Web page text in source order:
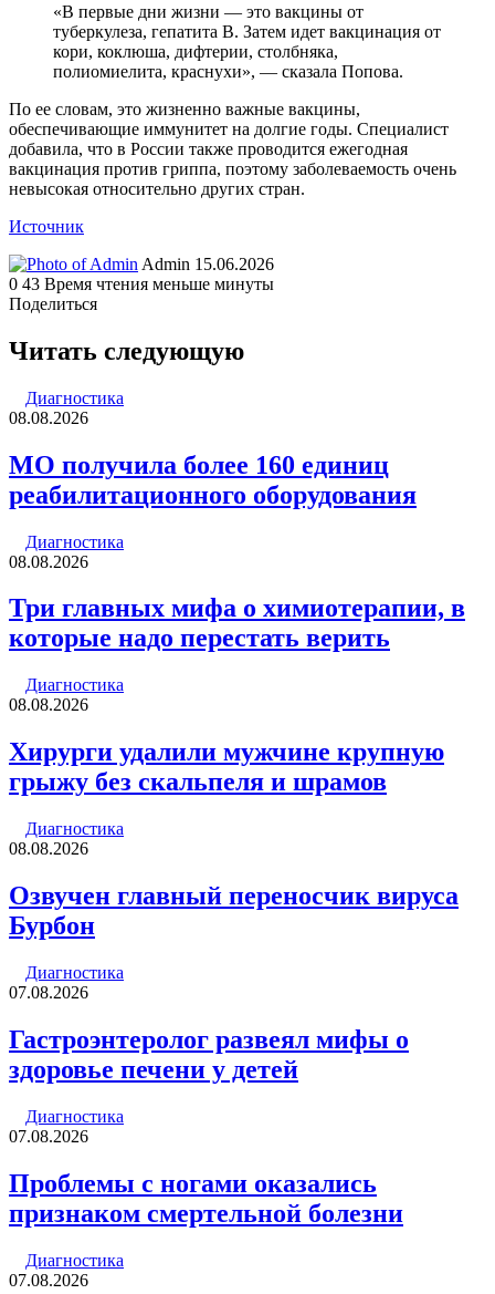
«В первые дни жизни — это вакцины от
туберкулеза, гепатита B. Затем идет вакцинация от
кори, коклюша, дифтерии, столбняка,
полиомиелита, краснухи», — сказала Попова.
По ее словам, это жизненно важные вакцины,
обеспечивающие иммунитет на долгие годы. Специалист
добавила, что в России также проводится ежегодная
вакцинация против гриппа, поэтому заболеваемость очень
невысокая относительно других стран.
Источник
Admin Send
an
15.06.2026
0 43 Время чтения меньше минуты
Поделиться
через
электронную
Читать следующую
Диагностика
08.08.2026
МО получила более 160 единиц
реабилитационного оборудования
Диагностика
08.08.2026
Три главных мифа о химиотерапии, в
которые надо перестать верить
Диагностика
08.08.2026
Хирурги удалили мужчине крупную
грыжу без скальпеля и шрамов
Диагностика
08.08.2026
Озвучен главный переносчик вируса
Бурбон
Диагностика
07.08.2026
Гастроэнтеролог развеял мифы о
здоровье печени у детей
Диагностика
07.08.2026
Проблемы с ногами оказались
признаком смертельной болезни
Диагностика
07.08.2026